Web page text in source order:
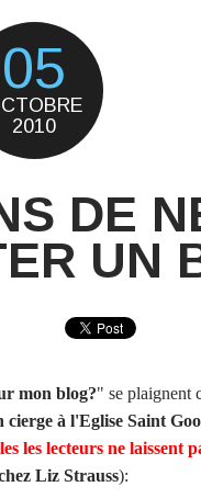
05
2010
DE
UN
mon blog?" se plaignent
cierge à l'Eglise Saint
les lecteurs ne laissent
Liz Strauss):